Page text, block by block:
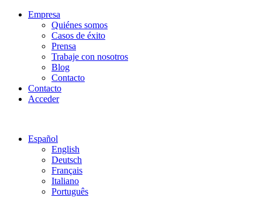
Empresa
Quiénes somos
Casos de éxito
Prensa
Trabaje con nosotros
Blog
Contacto
Contacto
Acceder
Español
English
Deutsch
Français
Italiano
Português